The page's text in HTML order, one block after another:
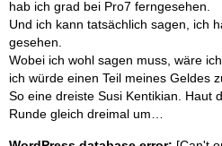
hab ich grad bei Pro7 ferngesehen.
Und ich kann tatsächlich sagen, ich
gesehen.
Wobei ich wohl sagen muss, wäre
ich würde einen Teil meines Geldes
So eine dreiste Susi Kentikian. Haut
Runde gleich dreimal um…